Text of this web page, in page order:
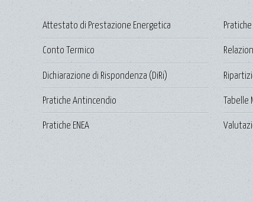
Attestato di Prestazione Energetica
Conto Termico
Dichiarazione di Rispondenza (DiRi)
Pratiche Antincendio
Pratiche ENEA
Pratiche